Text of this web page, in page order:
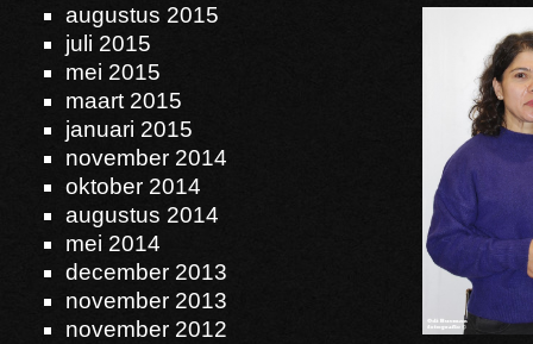
augustus 2015
juli 2015
mei 2015
maart 2015
januari 2015
november 2014
oktober 2014
augustus 2014
mei 2014
december 2013
november 2013
november 2012